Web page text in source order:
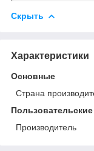
Скрыть
Характеристики
Основные
Страна
Производитель